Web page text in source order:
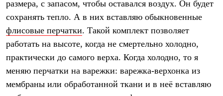
размера, с запасом, чтобы оставался воздух. Он будет
сохранять тепло. А в них вставляю обыкновенные
флисовые перчатки. Такой комплект позволяет
работать на высоте, когда не смертельно холодно,
практически до самого верха. Когда холодно, то я
меняю перчатки на варежки: варежка-верхонка из
мембраны или обработанной ткани и в неё вставляю